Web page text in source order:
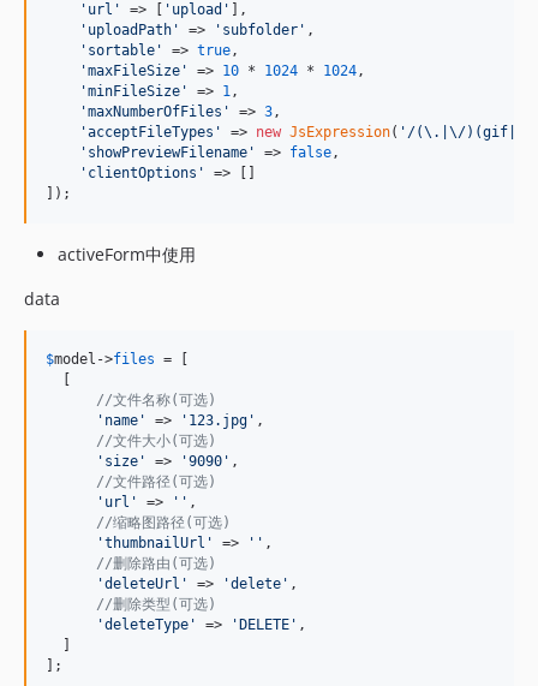
' url ' => [ ' upload '
],
' uploadPath ' => ' subfolder ' ,
' sortable ' => true,
'maxFileSize ' => 10 * 1024 * 1024,
'minFileSize ' => 1,
'maxNumberOfFiles ' => 3,
'acceptFileTypes ' => new JsExpression( ' /(\.|\/
' showPreviewFilename ' => false,
' clientOptions '
=> []
]);
activeForm中使用
data
$model ->files = [
//文件名称(可选)
' name ' => ' 123.jpg ' ,
//文件大小(可选)
' size ' => '9090 ' ,
//文件路径(可选)
' url ' => '' ,
//缩略图路径(可选)
'thumbnailUrl ' => '' ,
//删除路由(可选)
'deleteUrl ' => 'delete ' ,
//删除类型(可选)
'deleteType ' => ' DELETE ' ,
];